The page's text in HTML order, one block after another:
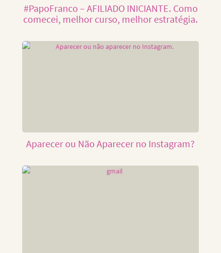
#PapoFranco – AFILIADO INICIANTE. Como
comecei, melhor curso, melhor estratégia.
Aparecer ou Não Aparecer no Instagram?